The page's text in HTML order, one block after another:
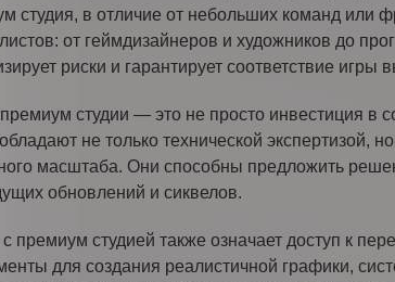
студия, в отличие от небольших команд или
от геймдизайнеров и художников до
риски и гарантирует соответствие игры
студии — это не просто инвестиция в
не только технической
масштаба. Они способны предложить
обновлений и сиквелов.
с премиум студией также означает доступ к
для создания реалистичной графики,